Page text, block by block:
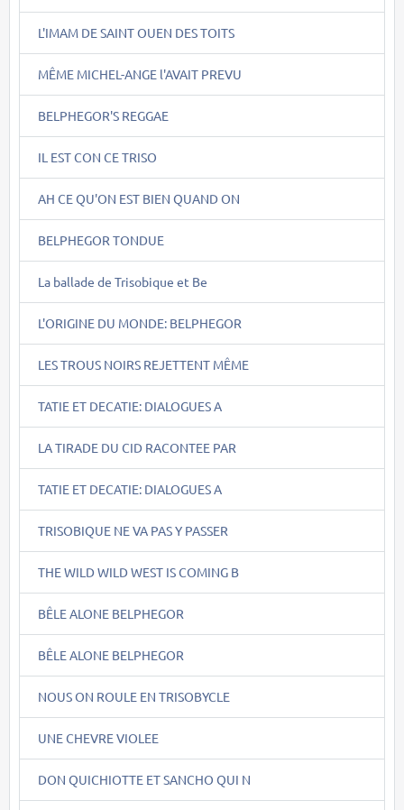
L'IMAM DE SAINT OUEN DES TOITS
MÊME MICHEL-ANGE l'AVAIT PREVU
BELPHEGOR'S REGGAE
IL EST CON CE TRISO
AH CE QU'ON EST BIEN QUAND ON
BELPHEGOR TONDUE
La ballade de Trisobique et Be
L'ORIGINE DU MONDE: BELPHEGOR
LES TROUS NOIRS REJETTENT MÊME
TATIE ET DECATIE: DIALOGUES A
LA TIRADE DU CID RACONTEE PAR
TATIE ET DECATIE: DIALOGUES A
TRISOBIQUE NE VA PAS Y PASSER
THE WILD WILD WEST IS COMING B
BÊLE ALONE BELPHEGOR
BÊLE ALONE BELPHEGOR
NOUS ON ROULE EN TRISOBYCLE
UNE CHEVRE VIOLEE
DON QUICHIOTTE ET SANCHO QUI N